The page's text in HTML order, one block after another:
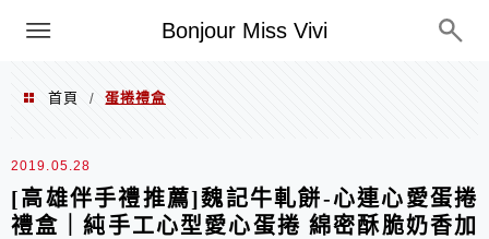
Bonjour Miss Vivi
選單
首頁 / 蛋捲禮盒
蛋捲禮盒
2019.05.28
[高雄伴手禮推薦]魏記牛軋餅-心連心愛蛋捲
禮盒｜純手工心型愛心蛋捲 綿密酥脆奶香加